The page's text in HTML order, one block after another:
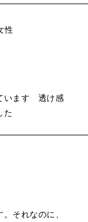
性
います　透け感
た
それなのに、